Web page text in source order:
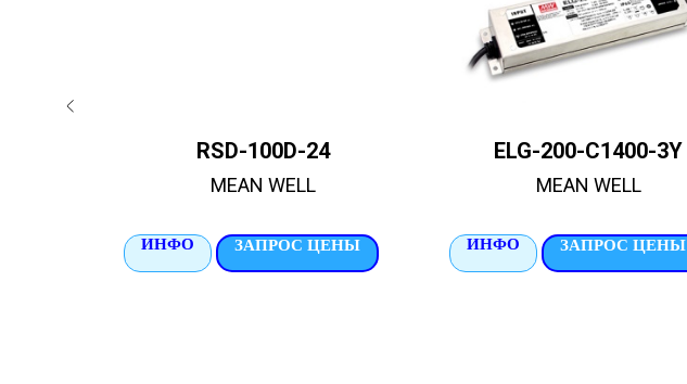
RSD-100D-24
MEAN WELL
ИНФО ЗАПРОС ЦЕНЫ
ELG-200-C1400-3Y
MEAN WELL
ИНФО ЗАПРОС ЦЕНЫ